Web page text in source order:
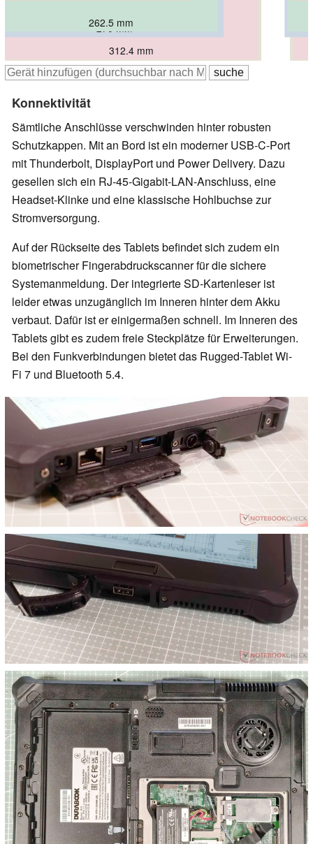
315.9 mm
315.9 mm
312.4 mm
270 mm
262.5 mm
Konnektivität
Sämtliche Anschlüsse verschwinden hinter robusten
Schutzkappen. Mit an Bord ist ein moderner USB-C-Port
mit Thunderbolt, DisplayPort und Power Delivery. Dazu
gesellen sich ein RJ-45-Gigabit-LAN-Anschluss, eine
Headset-Klinke und eine klassische Hohlbuchse zur
Stromversorgung.
Auf der Rückseite des Tablets befindet sich zudem ein
biometrischer Fingerabdruckscanner für die sichere
Systemanmeldung. Der integrierte SD-Kartenleser ist
leider etwas unzugänglich im Inneren hinter dem Akku
verbaut. Dafür ist er einigermaßen schnell. Im Inneren des
Tablets gibt es zudem freie Steckplätze für Erweiterungen.
Bei den Funkverbindungen bietet das Rugged-Tablet Wi-
Fi 7 und Bluetooth 5.4.